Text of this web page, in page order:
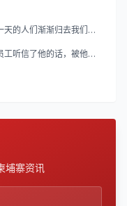
的人们渐渐归去我们的
听信了他的话，被他带
埔寨资讯